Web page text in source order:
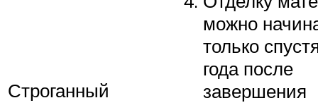
Строганный
можно
только
года после
завершения